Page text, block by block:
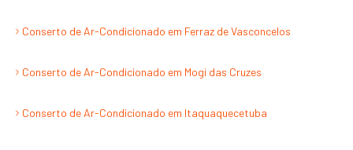
Conserto de Ar-Condicionado em Ferraz de Vasconcelos
Conserto de Ar-Condicionado em Mogi das Cruzes
Conserto de Ar-Condicionado em Itaquaquecetuba